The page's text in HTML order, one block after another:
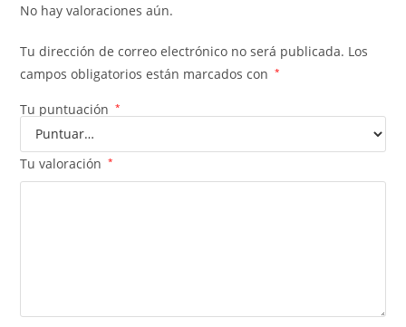
No hay valoraciones aún.
Tu dirección de correo electrónico no será publicada. Los
campos obligatorios están marcados con
*
Tu puntuación *
Tu valoración *